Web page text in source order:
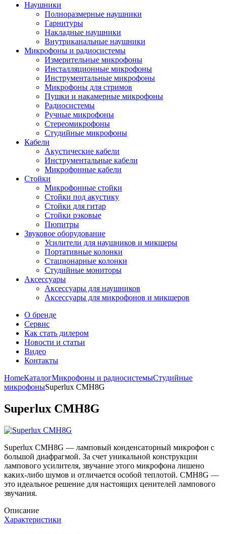
Наушники
Полноразмерные наушники
Гарнитуры
Накладные наушники
Внутриканальные наушники
Микрофоны и радиосистемы
Измерительные микрофоны
Инсталляционные микрофоны
Инструментальные микрофоны
Микрофоны для стримов
Пушки и накамерные микрофоны
Радиосистемы
Ручные микрофоны
Стереомикрофоны
Студийные микрофоны
Кабели
Акустические кабели
Инструментальные кабели
Микрофонные кабели
Стойки
Микрофонные стойки
Стойки под акустику
Стойки для гитар
Стойки рэковые
Пюпитры
Звуковое оборудование
Усилители для наушников и микшеры
Портативные колонки
Стационарные колонки
Студийные мониторы
Аксессуары
Аксессуары для наушников
Аксессуары для микрофонов и микшеров
О бренде
Сервис
Как стать дилером
Новости и статьи
Видео
Контакты
HomeКаталогМикрофоны и радиосистемыСтудийные
микрофоныSuperlux CMH8G
Superlux CMH8G
Superlux CMH8G — ламповый конденсаторный микрофон с
большой диафрагмой. За счет уникальной конструкции
лампового усилителя, звучание этого микрофона лишено
каких-либо шумов и отличается особой теплотой. CMH8G —
это идеальное решение для настоящих ценителей лампового
звучания.
Описание
Характеристики